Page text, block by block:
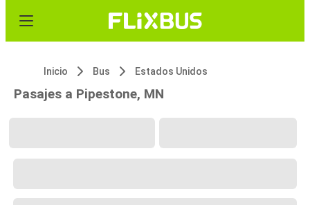
Inicio Bus Estados Unidos
Pasajes a Pipestone, MN